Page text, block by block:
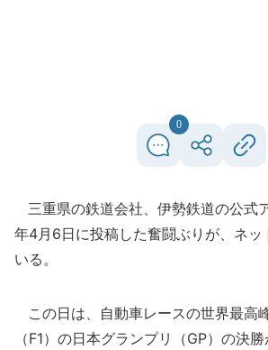
0
三重県の鉄道会社、伊勢鉄道の公式
年4月6日に投稿した奮闘ぶりが、ネッ
いる。
この日は、自動車レースの世界最高
（F1）の日本グランプリ（GP）の決